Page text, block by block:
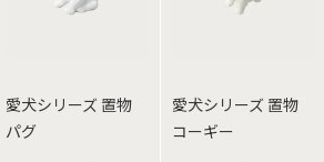
愛犬シリーズ 置物
パグ
愛犬シリーズ 置物
コーギー